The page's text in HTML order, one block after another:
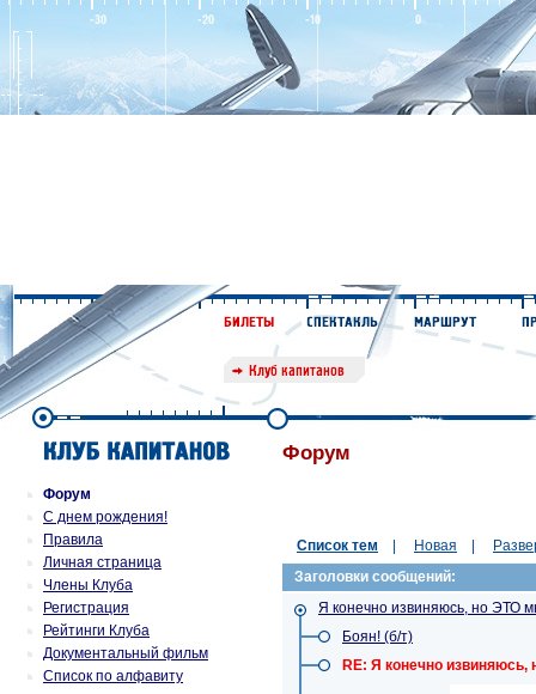
Форум
С днем рождения!
Правила
Личная страница
Члены Клуба
Регистрация
Рейтинги Клуба
Документальный фильм
Список по алфавиту
Форум
Список тем Новая
Заголовки сообщений:
Я конечно извиняюсь, но ЭТО
Боян! (б/т)
RE: Я конечно